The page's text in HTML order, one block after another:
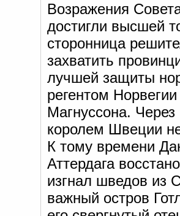
Возражения
достигли высшей
сторонница
захватить
лучшей защиты
регентом
Магнуссона.
королем Швеции
К тому времени
Аттердага
изгнал шведов из
важный остров